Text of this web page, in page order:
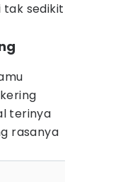
tak sedikit
terinya
rasanya